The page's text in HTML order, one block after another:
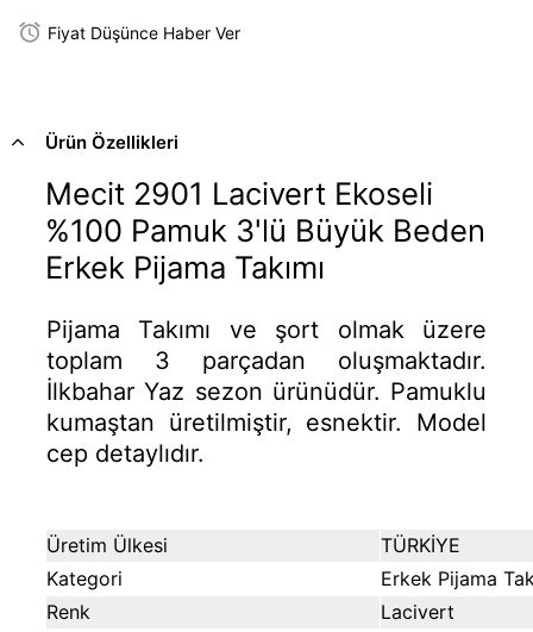
Fiyat Düşünce Haber Ver
Ürün Özellikleri
Mecit 2901 Lacivert Ekoseli
%100 Pamuk 3'lü Büyük Beden
Erkek Pijama Takımı
Pijama Takımı ve şort olmak üzere
toplam 3 parçadan oluşmaktadır.
İlkbahar Yaz sezon ürünüdür. Pamuklu
kumaştan üretilmiştir, esnektir. Model
cep detaylıdır.
Üretim Ülkesi
TÜRKİYE
Kategori
Erkek Pijama
Renk
Lacivert